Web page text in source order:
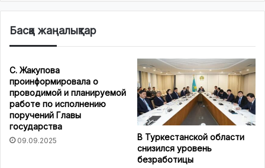
Басқа жаңалықтар
С. Жакупова
проинформировала о
проводимой и планируемой
работе по исполнению
поручений Главы
государства
09.09.2025
В Туркестанской области
снизился уровень
безработицы